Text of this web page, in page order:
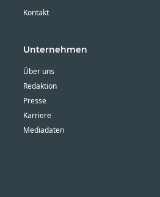
Kontakt
Unternehmen
Über uns
Redaktion
Presse
Karriere
Mediadaten